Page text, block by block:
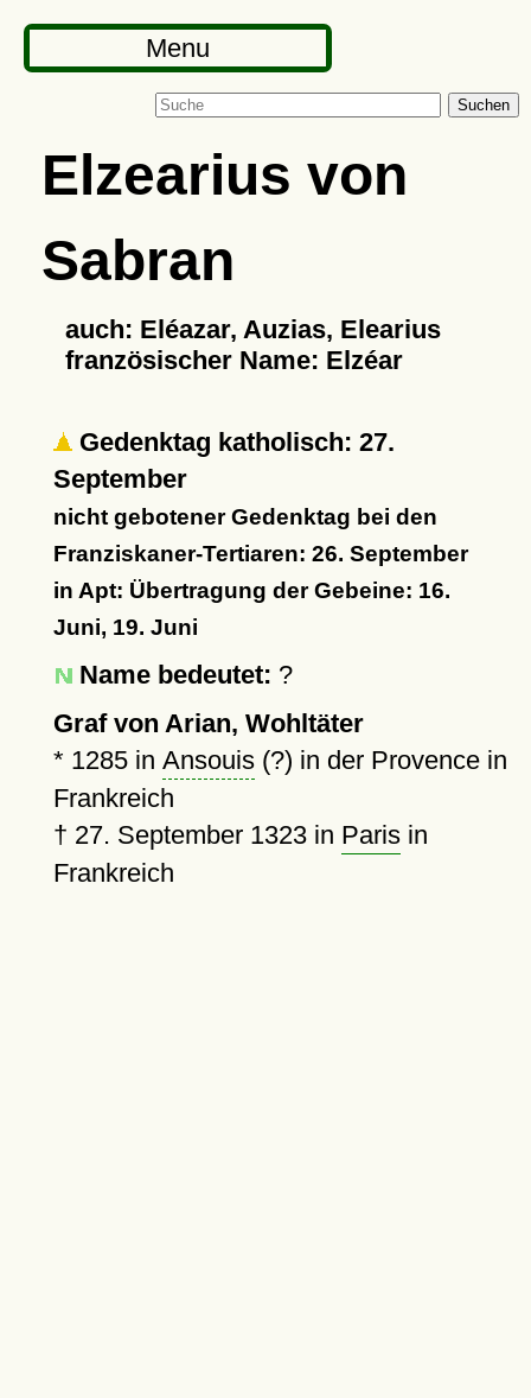
Menu
Suchen
Elzearius von
Sabran
auch: Eléazar, Auzias, Elearius
französischer Name: Elzéar
Gedenktag katholisch: 27.
September
nicht gebotener Gedenktag bei den
Franziskaner-Tertiaren: 26. September
in Apt: Übertragung der Gebeine: 16.
Juni, 19. Juni
Name bedeutet: ?
Graf von Arian, Wohltäter
* 1285in Ansouis(?) in der Provence in
Frankreich
† 27. September 1323in Parisin
Frankreich